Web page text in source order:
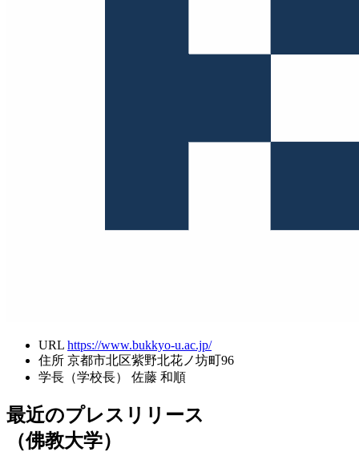
URL https://www.bukkyo-u.ac.jp/
住所 京都市北区紫野北花ノ坊町96
学長（学校長）
佐藤 和順
最近のプレスリリース
（佛教大学）